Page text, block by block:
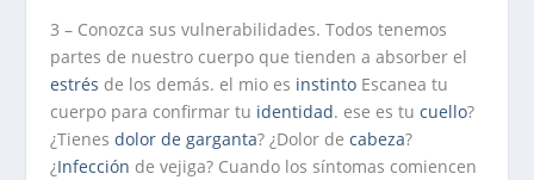
3 – Conozca sus vulnerabilidades. Todos tenemos
partes de nuestro cuerpo que tienden a absorber el
estrés de los demás. el mio es instinto Escanea tu
cuerpo para confirmar tu identidad. ese es tucuello?
¿Tienesdolor de garganta? ¿Dolor decabeza?
¿Infección de vejiga? Cuando los síntomas comiencen